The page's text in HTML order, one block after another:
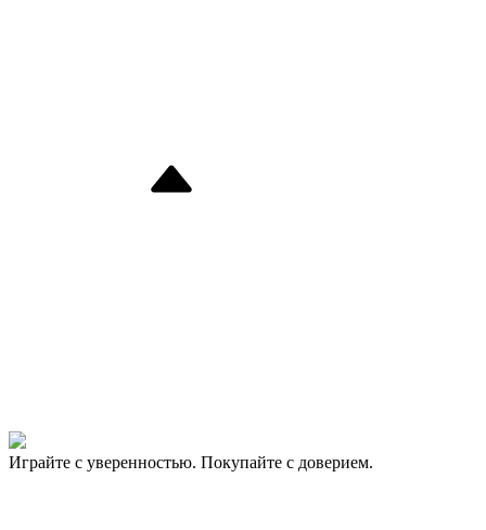
Играйте с уверенностью. Покупайте с доверием.